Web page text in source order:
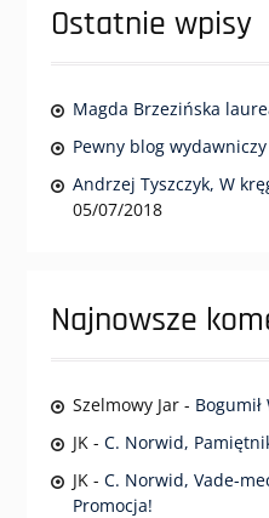
Ostatnie wpisy
Magda Brzezińska
Pewny blog wydawniczy
Andrzej Tyszczyk, W
05/07/2018
Najnowsze
Szelmowy Jar-
JK- C. Norwid,
JK- C. Norwid, Vade-
Promocja!